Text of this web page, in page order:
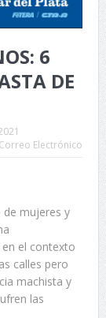
6
DE
Correo Electrónico
mujeres y
el contexto
calles pero
machista y
las